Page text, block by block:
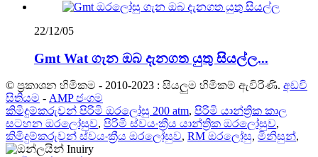
22/12/05
Gmt Wat ගැන ඔබ දැනගත යුතු සියල්ල...
© ප්‍රකාශන හිමිකම - 2010-2023 : සියලුම හිමිකම් ඇවිරිණි. අඩවි
සිතියම - AMP ජංගම
කිමිදුම්කරුවන් පිරිමි ඔරලෝසු 200 atm, පිරිමි යාන්ත්‍රික කාල
සටහන ඔරලෝසුව, පිරිමි ස්වයංක්‍රීය යාන්ත්‍රික ඔරලෝසුව,
කිමිදුම්කරුවන් ස්වයංක්‍රීය ඔරලෝසුව, RM ඔරලෝසු, මිනිසුන්,